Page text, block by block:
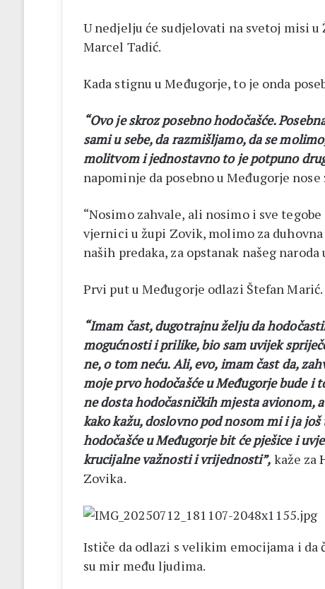
U nedjelju će sudjelovati na svetoj misi
Marcel Tadić.
Kada stignu u Međugorje, to je onda
“Ovo je skroz posebno hodočašće.
sami u sebe, da razmišljamo, da se
molitvom i jednostavno to je potpuno
napominje da posebno u Međugorje
“Nosimo zahvale, ali nosimo i sve
vjernici u župi Zovik, molimo za
naših predaka, za opstanak našeg
Prvi put u Međugorje odlazi Štefan Marić.
“Imam čast, dugotrajnu želju da
mogućnosti i prilike, bio sam uvijek
ne, o tom neću. Ali, evo, imam čast da,
moje prvo hodočašće u Međugorje bude i
ne dosta hodočasničkih mjesta avionom,
kako kažu, doslovno pod nosom mi i ja
hodočašće u Međugorje bit će pješice i
krucijalne važnosti i vrijednosti”, kaže za
Zovika.
Ističe da odlazi s velikim emocijama i da
su mir među ljudima.